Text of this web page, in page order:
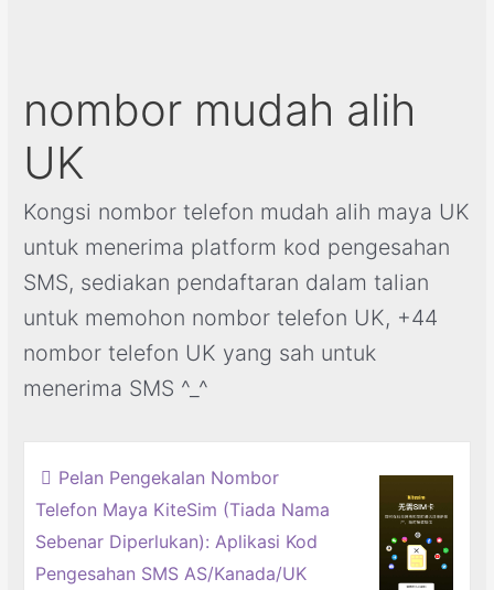
nombor mudah alih
UK
Kongsi nombor telefon mudah alih maya UK
untuk menerima platform kod pengesahan
SMS, sediakan pendaftaran dalam talian
untuk memohon nombor telefon UK, +44
nombor telefon UK yang sah untuk
menerima SMS ^_^
Pelan Pengekalan Nombor
Telefon Maya KiteSim (Tiada Nama
Sebenar Diperlukan): Aplikasi Kod
Pengesahan SMS AS/Kanada/UK